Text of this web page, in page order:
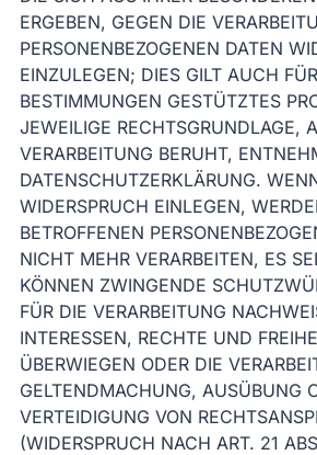
ERGEBEN, GEGEN DIE
PERSONENBEZOGENEN DATEN
EINZULEGEN; DIES GILT AUCH
BESTIMMUNGEN GESTÜTZTES
JEWEILIGE RECHTSGRUNDLAGE,
VERARBEITUNG BERUHT,
DATENSCHUTZERKLÄRUNG.
WIDERSPRUCH EINLEGEN,
BETROFFENEN
NICHT MEHR VERARBEITEN, ES
KÖNNEN ZWINGENDE
FÜR DIE VERARBEITUNG
INTERESSEN, RECHTE UND
ÜBERWIEGEN ODER DIE
GELTENDMACHUNG, AUSÜBUNG
VERTEIDIGUNG VON
(WIDERSPRUCH NACH ART. 21